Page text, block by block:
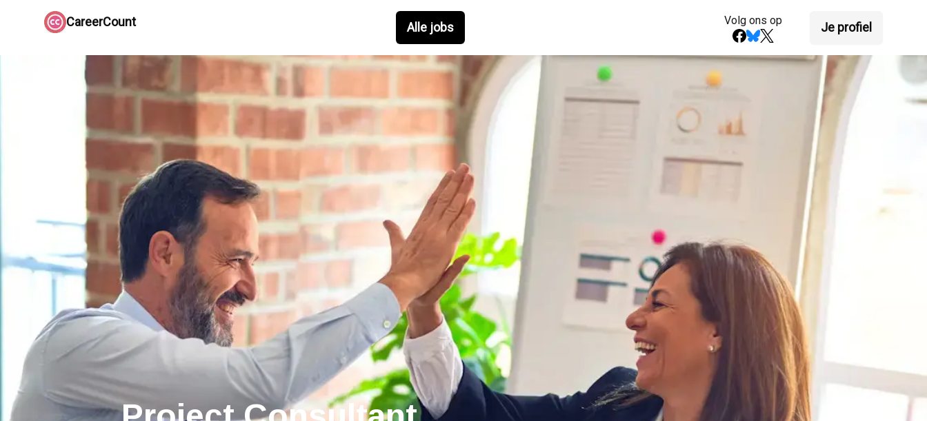
CareerCount Alle jobs Volg ons op Je profiel